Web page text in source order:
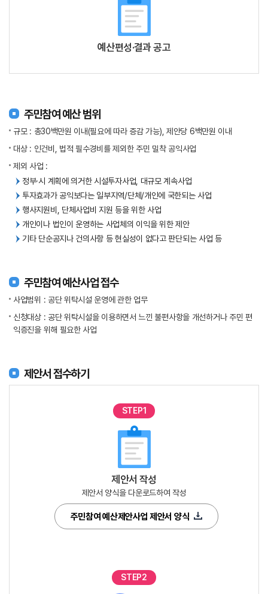
예산편성·결과 공고
주민참여 예산 범위
규모 : 총30백만원 이내(필요에 따라 증감 가능), 제안당 6백만원 이내
대상 : 인건비, 법적 필수경비를 제외한 주민 밀착 공익사업
제외 사업 :
정부·시 계획에 의거한 시설투자사업, 대규모 계속사업
투자효과가 공익보다는 일부지역/단체/개인에 국한되는 사업
행사지원비, 단체사업비 지원 등을 위한 사업
개인이나 법인이 운영하는 사업체의 이익을 위한 제안
기타 단순공지나 건의사항 등 현실성이 없다고 판단되는 사업 등
주민참여 예산사업 접수
사업범위 : 공단 위탁시설 운영에 관한 업무
신청대상 : 공단 위탁시설을 이용하면서 느낀 불편사항을 개선하거나 주민 편
익증진을 위해 필요한 사업
제안서 접수하기
STEP1
제안서 작성
제안서 양식을 다운로드하여 작성
주민참여 예산제안사업 제안서 양식
STEP2